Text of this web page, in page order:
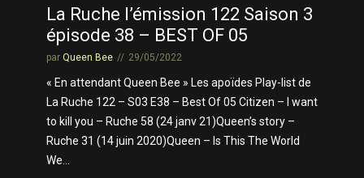
La Ruche l’émission 122 Saison 3
épisode 38 – BEST OF 05
par Queen Bee 29/05/2022
« En attendant Queen Bee » Les apoïdes Play-list de
La Ruche 122 – S03 E38 – Best Of 05 Citizen – I want
to kill you – Ruche 58 (24 janv 21)Queen’s story –
Ruche 31 (14 juin 2020)Queen – Is This The World
We...